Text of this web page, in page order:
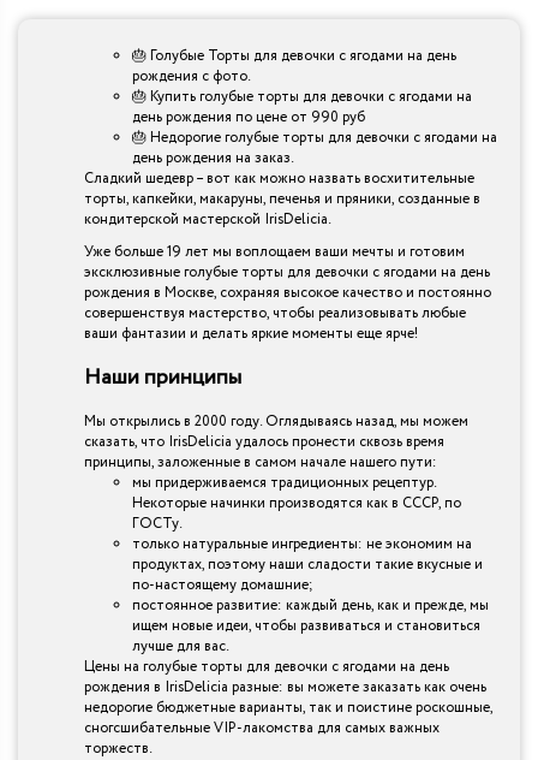
🎂 Голубые Торты для девочки с ягодами на день
рождения с фото.
🎂 Купить голубые торты для девочки с ягодами на
день рождения по цене от 990 руб
🎂 Недорогие голубые торты для девочки с ягодами на
день рождения на заказ.
Сладкий шедевр – вот как можно назвать восхитительные
торты, капкейки, макаруны, печенья и пряники, созданные в
кондитерской мастерской IrisDelicia.
Уже больше 19 лет мы воплощаем ваши мечты и готовим
эксклюзивные голубые торты для девочки с ягодами на день
рождения в Москве, сохраняя высокое качество и постоянно
совершенствуя мастерство, чтобы реализовывать любые
ваши фантазии и делать яркие моменты еще ярче!
Наши принципы
Мы открылись в 2000 году. Оглядываясь назад, мы можем
сказать, что IrisDelicia удалось пронести сквозь время
принципы, заложенные в самом начале нашего пути:
мы придерживаемся традиционных рецептур.
Некоторые начинки производятся как в СССР, по
ГОСТу.
только натуральные ингредиенты: не экономим на
продуктах, поэтому наши сладости такие вкусные и
по-настоящему домашние;
постоянное развитие: каждый день, как и прежде, мы
ищем новые идеи, чтобы развиваться и становиться
лучше для вас.
Цены на голубые торты для девочки с ягодами на день
рождения в IrisDelicia разные: вы можете заказать как очень
недорогие бюджетные варианты, так и поистине роскошные,
сногсшибательные VIP-лакомства для самых важных
торжеств.